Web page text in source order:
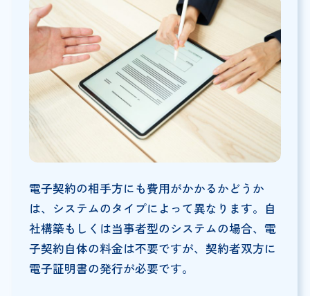
電子契約の相手方にも費用がかかるかどうか
は、システムのタイプによって異なります。自
社構築もしくは当事者型のシステムの場合、電
子契約自体の料金は不要ですが、契約者双方に
電子証明書の発行が必要です。